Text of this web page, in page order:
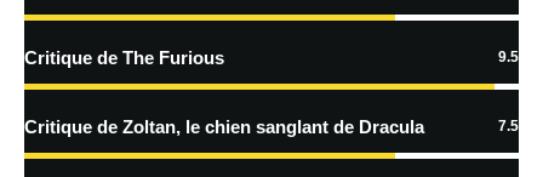
Critique de The Furious 9.5
Critique de Zoltan, le chien sanglant de Dracula 7.5